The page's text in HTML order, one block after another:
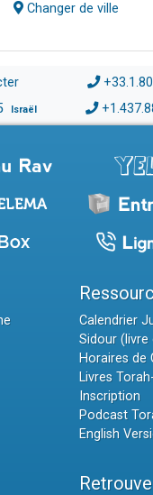
Changer de ville
Israël
Calendrier
Sidour (livre
Horaires de
Livres
Inscription
Podcast
English